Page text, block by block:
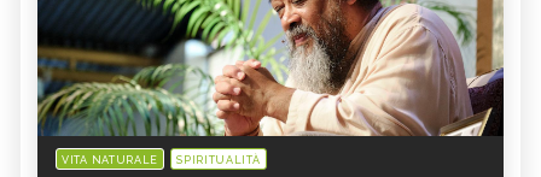
VITA NATURALE SPIRITUALITÀ